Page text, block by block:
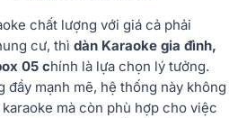
chất lượng với giá cả phải
cư, thì dàn Karaoke gia đình,
05 chính là lựa chọn lý tưởng.
mạnh mẽ, hệ thống này không
mà còn phù hợp cho việc